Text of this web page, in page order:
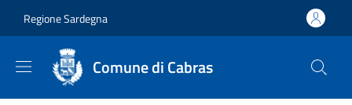
Regione Sardegna
Comune di Cabras